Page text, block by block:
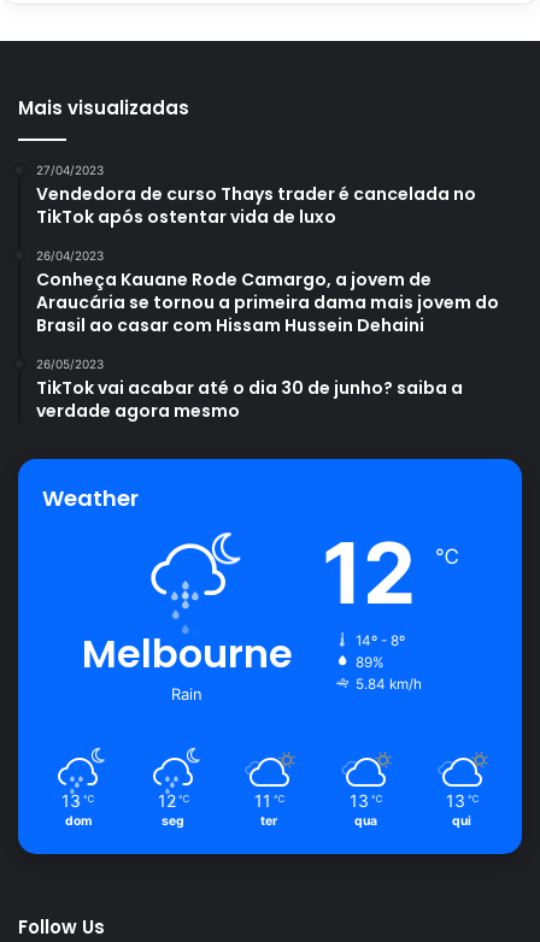
potássio, nas proporções 10-10-30 ou 20-20-50. E a
nutrientes.
Avalie este post post
cuidar cultivar flor-de-maio
Mais visualizadas
27/04/2023
Vendedora de curso Thays trader é cancelada no
TikTok após ostentar vida de luxo
26/04/2023
Conheça Kauane Rode Camargo, a jovem de
Araucária se tornou a primeira dama mais jovem do
Brasil ao casar com Hissam Hussein Dehaini
26/05/2023
TikTok vai acabar até o dia 30 de junho? saiba a
verdade agora mesmo
Weather
Melbourne
Rain
12 ℃
14º - 8º
89%
5.84 km/h
13 ℃
dom
12 ℃
seg
11 ℃
ter
13 ℃
qua
13 ℃
qui
Follow Us